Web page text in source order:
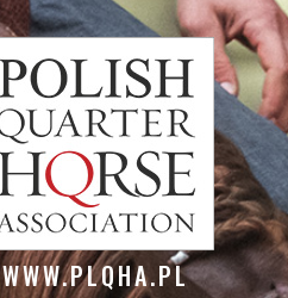
WWW.PLQHA.PL